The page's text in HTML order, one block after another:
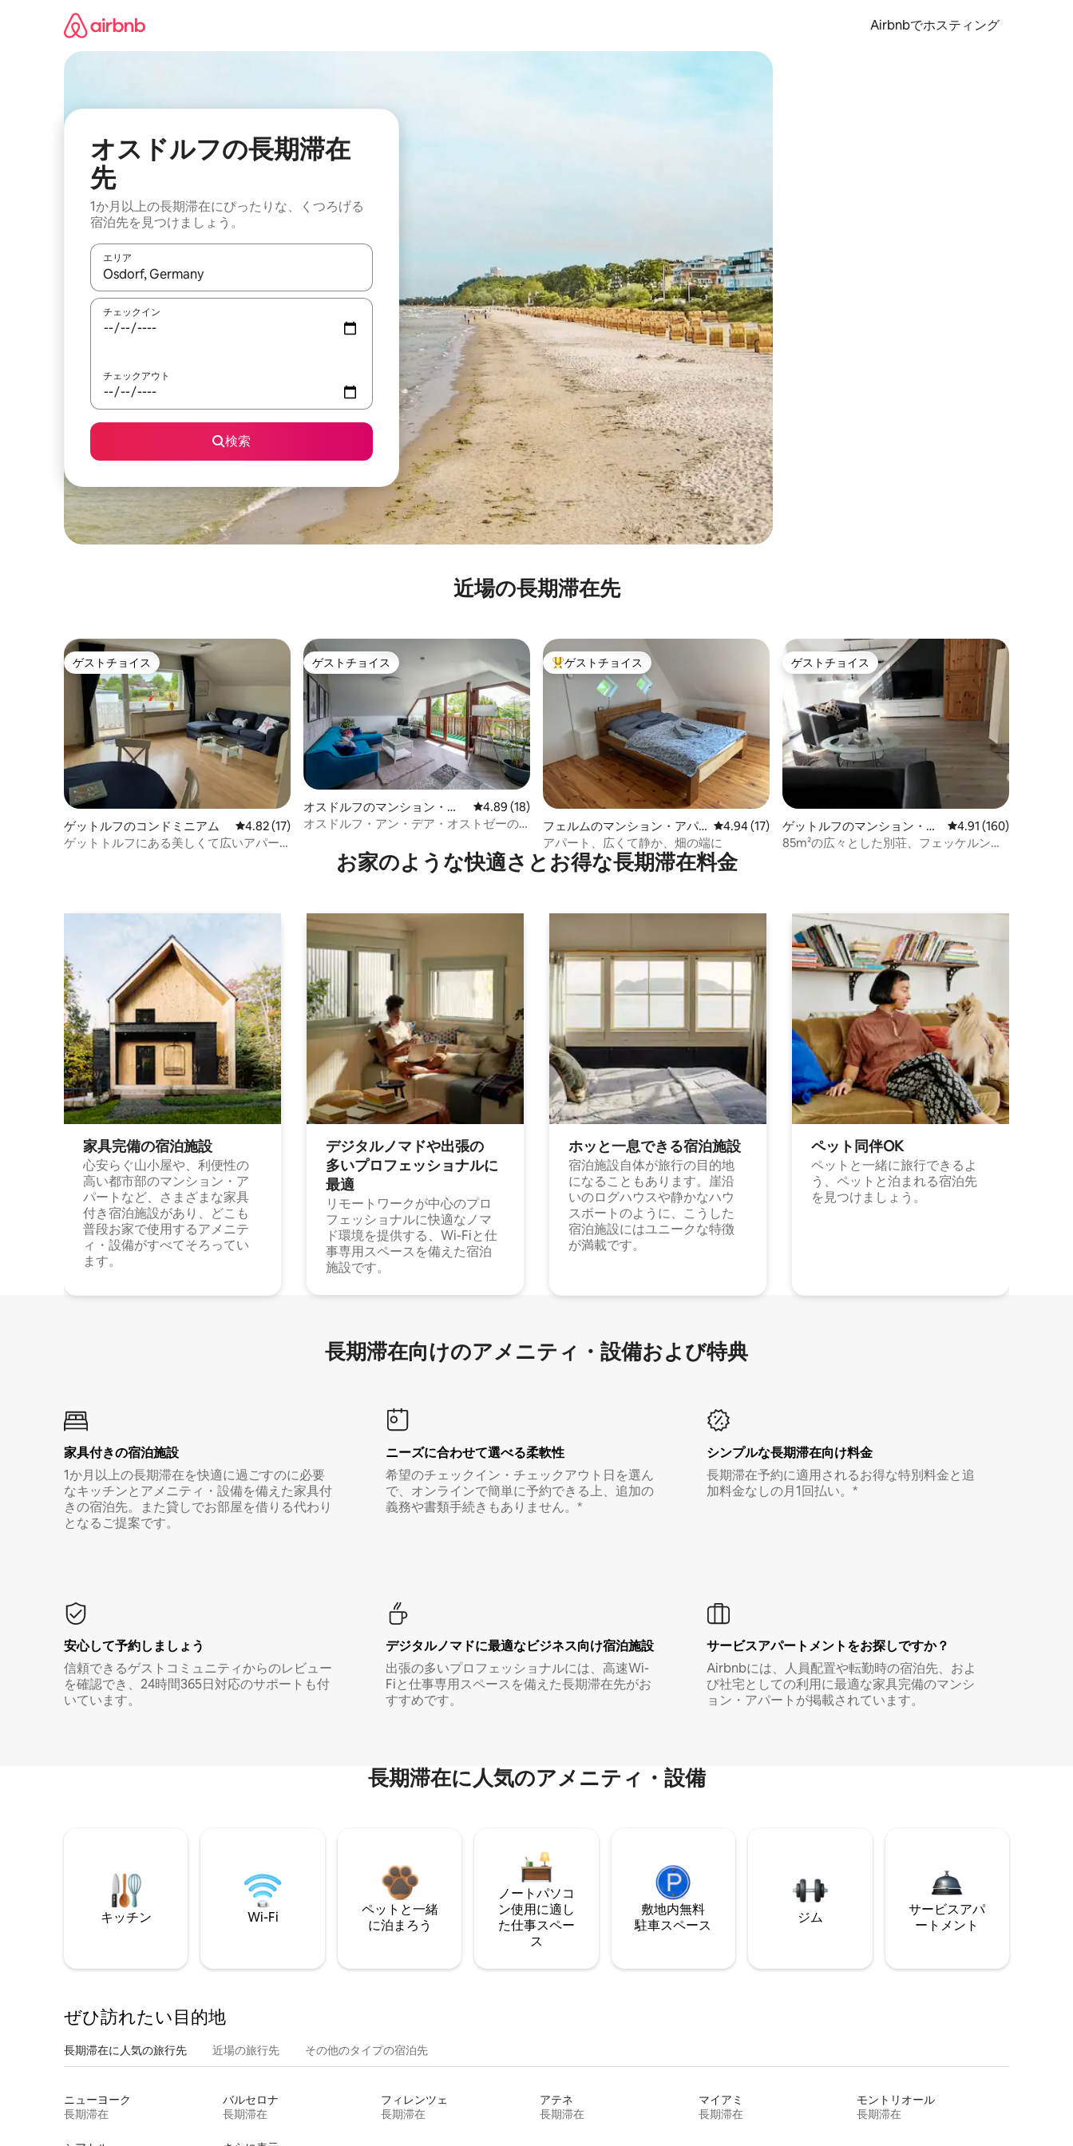
Airbnbでホスティング
オスドルフの長期滞在
先
1か月以上の長期滞在にぴったりな、くつろげる
宿泊先を見つけましょう。
エリア
検索結果が表示されたら、上下の矢印キーを使って移動するか、画面をタッチまたはスワイプして検索結果を確認することができます。
チェックイン
チェックアウト
検索
近場の長期滞在先
ゲストチョイス
ゲストチョイス
ゲットルフのコンドミニアム レビュー17件、5つ星中4.82つ星の平均評価
4.82 (17)
ゲットトルフにある美しくて広いアパー
ゲストチョイス
ゲストチョイス
オスドルフのマンション・ア
パート
レビュー18件、5つ星中4.89つ星の平均評価
4.89 (18)
オスドルフ・アン・デア・オストゼーの
大好評のゲストチョイスです。
ゲストチョイス
フェルムのマンション・アパ
ート
レビュー17件、5つ星中4.94つ星の平均評価
4.94 (17)
アパート、広くて静か、畑の端に
ゲストチョイス
ゲストチョイス
ゲットルフのマンション・ア
パート
レビュー160件、5つ
4.91 (160)
85m²の広々とした別荘、フェッケルンフ
お家のような快⁠適⁠さ⁠とお⁠得⁠な長⁠期⁠滞⁠在料⁠金
家具完備の宿⁠泊⁠施⁠設
心安らぐ山小屋や、利便性の
高い都市部のマンション・ア
パートなど、さまざまな家具
付き宿泊施設があり、どこも
普段お家で使用するアメニテ
ィ・設備がすべてそろってい
ます。
デジタルノマドや出⁠張⁠の
多⁠いプ⁠ロ⁠フ⁠ェ⁠ッ⁠シ⁠ョ⁠ナ⁠ル⁠に
最⁠適
リモートワークが中心のプロ
フェッショナルに快適なノマ
ド環境を提供する、Wi-Fiと仕
事専用スペースを備えた宿泊
施設です。
ホッと一⁠息⁠で⁠き⁠る宿⁠泊施⁠設
宿泊施設自体が旅行の目的地
になることもあります。崖沿
いのログハウスや静かなハウ
スボートのように、こうした
宿泊施設にはユニークな特徴
が満載です。
ペット同⁠伴OK
ペットと一緒に旅行できるよ
う、ペットと泊まれる宿泊先
を見つけましょう。
長期滞在向け⁠のア⁠メ⁠ニ⁠テ⁠ィ⁠・設⁠備⁠および特⁠典
家具付き⁠の宿⁠泊⁠施⁠設
1か月以上の長期滞在を快適に過ごすのに必要
なキッチンとアメニティ・設備を備えた家具付
きの宿泊先。また貸しでお部屋を借りる代わり
となるご提案です。
ニーズに合わせて選べる柔軟性
希望のチェックイン・チェックアウト日を選ん
で、オンラインで簡単に予約できる上、追加の
義務や書類手続きもありません。*
シンプルな長期滞在向け料金
長期滞在予約に適用されるお得な特別料金と追
加料金なしの月1回払い。*
安心して予約しましょう
信頼できるゲストコミュニティからのレビュー
を確認でき、24時間365日対応のサポートも付
いています。
デジタルノマド⁠に最⁠適⁠なビ⁠ジ⁠ネ⁠ス⁠向⁠け宿⁠泊⁠施⁠設
出張の多いプロフェッショナルには、高速Wi-
Fiと仕事専用スペースを備えた長期滞在先がお
すすめです。
サービスアパートメントをお探しですか？
Airbnbには、人員配置や転勤時の宿泊先、およ
び社宅としての利用に最適な家具完備のマンシ
ョン・アパートが掲載されています。
長期滞在に人気のアメニティ・設備
キッチン Wi-Fi
ペットと一緒
に泊まろう
ノートパソコ
ン使用に適し
た仕事スペー
ス
敷地内無料
駐⁠車ス⁠ペ⁠ー⁠ス
ジム
サービスアパ
ートメント
ぜひ訪⁠れ⁠た⁠い目⁠的⁠地
長期滞在に人気の旅行先 近場の旅行先 その他のタ⁠イ⁠プ⁠の宿⁠泊⁠先
ニューヨーク
長期滞在
バルセロナ
長期滞在
フィレンツェ
長期滞在
アテネ
長期滞在
マイアミ
長期滞在
モントリオール
長期滞在